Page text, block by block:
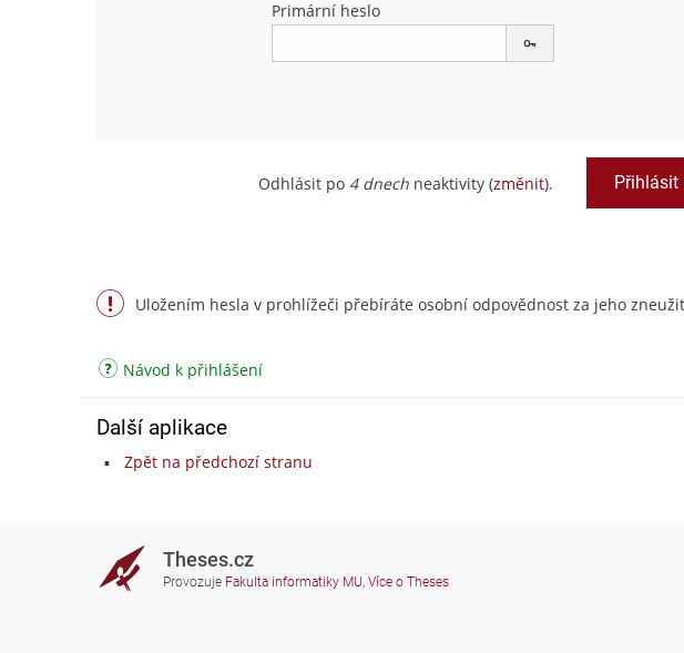
Primární heslo
Odhlásit po 4 dnech neaktivity (změnit).
Uložením hesla v prohlížeči přebíráte osobní odpovědnost za jeho
Návod k přihlášení
Další aplikace
Zpět na předchozí stranu
Theses.cz
Provozuje Fakulta informatiky MU, Více o Theses